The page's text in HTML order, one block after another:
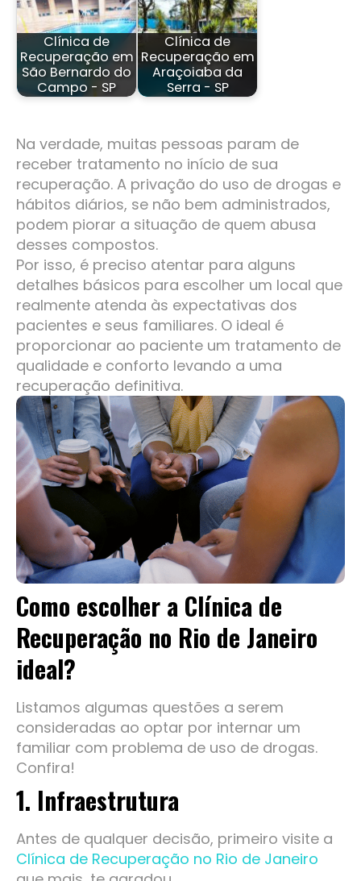
Clínica de
Recuperação em
São Bernardo do
Campo - SP
Clínica de
Recuperação em
Araçoiaba da
Serra - SP
Na verdade, muitas pessoas param de
receber tratamento no início de sua
recuperação. A privação do uso de drogas e
hábitos diários, se não bem administrados,
podem piorar a situação de quem abusa
desses compostos.
Por isso, é preciso atentar para alguns
detalhes básicos para escolher um local que
realmente atenda às expectativas dos
pacientes e seus familiares. O ideal é
proporcionar ao paciente um tratamento de
qualidade e conforto levando a uma
recuperação definitiva.
Como escolher a Clínica de
Recuperação no Rio de Janeiro
ideal?
Listamos algumas questões a serem
consideradas ao optar por internar um
familiar com problema de uso de drogas.
Confira!
1. Infraestrutura
Antes de qualquer decisão, primeiro visite a
Clínica de Recuperação no Rio de Janeiro